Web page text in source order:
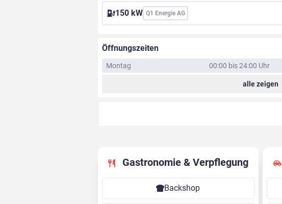
150 kW Q1 Energie AG
Öffnungszeiten
Montag 00:00 bis 24:00 Uhr
alle zeigen
Gastronomie & Verpflegung
Backshop